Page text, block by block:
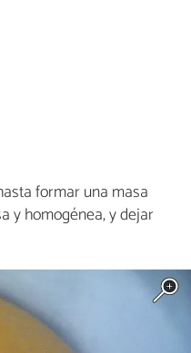
formar una masa
y homogénea, y dejar